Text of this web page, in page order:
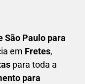
São Paulo para
em Fretes,
para toda a
para